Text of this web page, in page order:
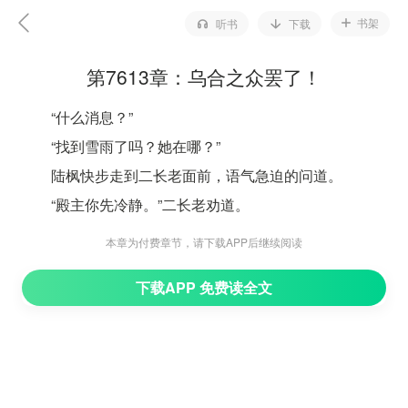
听书 下载 书架
第7613章：乌合之众罢了！
“什么消息？”
“找到雪雨了吗？她在哪？”
陆枫快步走到二长老面前，语气急迫的问道。
“殿主你先冷静。”二长老劝道。
“我冷静个屁？是不是出什么事了？”陆枫瞪大眼睛问
“不是，殿主，朱雀堂那边传回来消息说，找到了一
本章为付费章节，请下载APP后继续阅读
下载APP 免费读全文